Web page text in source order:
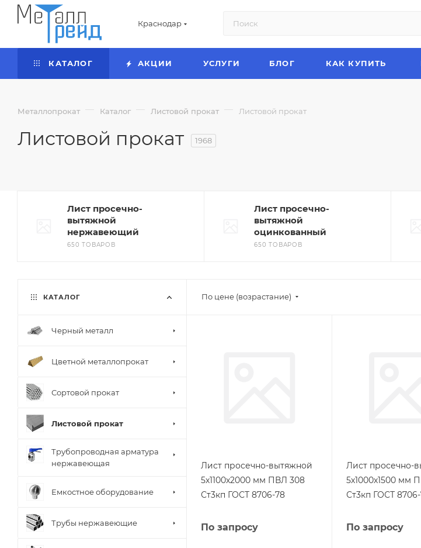
Краснодар
КАТАЛОГ АКЦИИ УСЛУГИ БЛОГ КАК КУПИТЬ
Металлопрокат — Каталог — Листовой прокат — Листовой прокат
Листовой прокат 1968
Лист просечно-
вытяжной
нержавеющий
650 ТОВАРОВ
Лист просечно-
вытяжной
оцинкованный
650 ТОВАРОВ
По цене (возрастание)
Лист просечно-вытяжной
5х1100х2000 мм ПВЛ 308
Ст3кп ГОСТ 8706-78
По запросу
Лист просечно-
5х1000х1500 мм
Ст3кп ГОСТ
По запросу
КАТАЛОГ
Черный металл
Цветной металлопрокат
Сортовой прокат
Листовой прокат
Трубопроводная арматура
нержавеющая
Емкостное оборудование
Трубы нержавеющие